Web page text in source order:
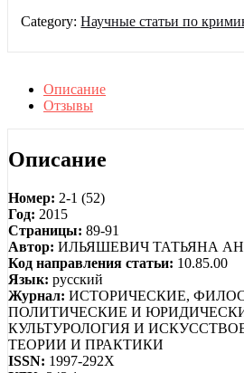
Category:Научные статьи по
Описание
Отзывы
Описание
Номер: 2-1 (52)
Год: 2015
Страницы: 89-91
Автор: ИЛЬЯШЕВИЧ ТАТЬЯНА
Код направления статьи: 10.85.00
Язык: русский
Журнал: ИСТОРИЧЕСКИЕ,
ПОЛИТИЧЕСКИЕ И
КУЛЬТУРОЛОГИЯ И
ТЕОРИИ И ПРАКТИКИ
ISSN: 1997-292X